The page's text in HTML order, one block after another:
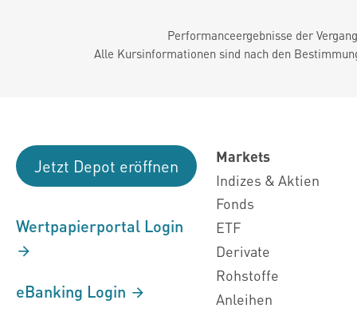
Performanceergebnisse der
Alle Kursinformationen sind nach den
Jetzt Depot eröffnen
Wertpapierportal Login
eBanking Login
Markets
Indizes & Aktien
Fonds
ETF
Derivate
Rohstoffe
Anleihen